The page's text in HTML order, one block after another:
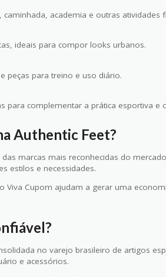
academia e outras atividades
ideais para compor looks urbanos.
peças para treino e uso diário.
para complementar a prática esportiva e
Authentic Feet?
das marcas mais reconhecidas do
estilos e necessidades.
Viva Cupom ajudam a gerar uma
no varejo brasileiro de artigos
e acessórios.